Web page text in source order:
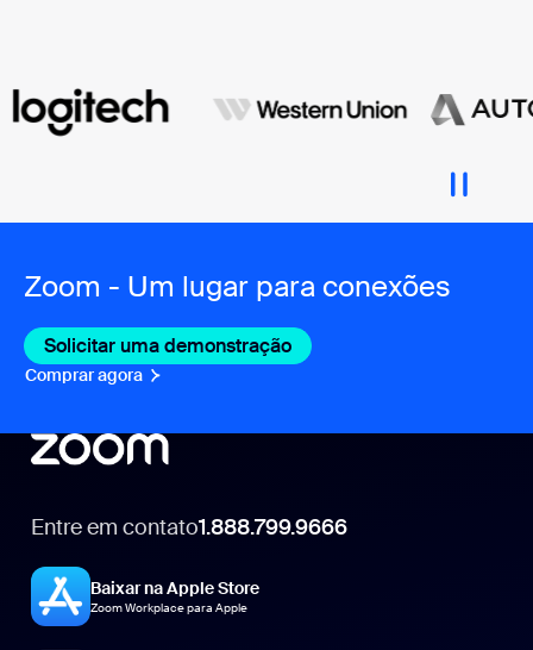
Zoom - Um lugar para conexões
Solicitar uma demonstração
Comprar agora
Entre em contato1.888.799.9666
Baixar na Apple Store
Zoom Workplace para Apple